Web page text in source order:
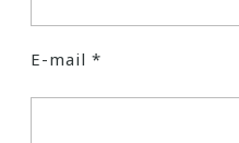
E-mail *